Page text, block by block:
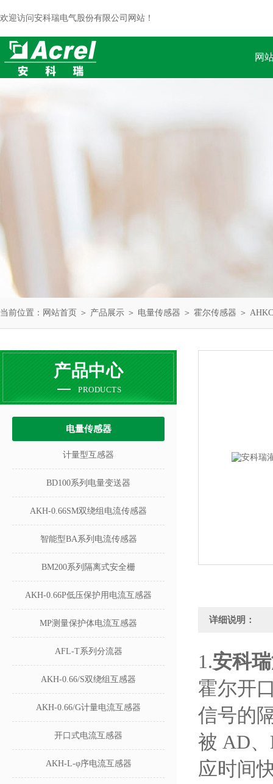
欢迎访问安科瑞电气股份有限公司网站！
网
当前位置： 网站首页 ＞ 产品展示 ＞ 电量传感器 ＞ 霍尔传感器 ＞
产品中心
PRODUCTS
电量传感器
计量型互感器
BD100系列电量变送器
AKH-0.66SM双绕组电流传感器
智能型BA系列电流传感器
BM200系列隔离式安全栅
AKH-0.66P低压保护用电流互感器
MP测量保护体电流互感器
AFL-T系列分流器
AKH-0.66/S双绕组互感器
AKH-0.66/G计量电流互感器
开口式电流互感器
AKH-L-φ序电流互感器
详细说明：
1.安科
霍尔开
信号的
被 AD
应时间